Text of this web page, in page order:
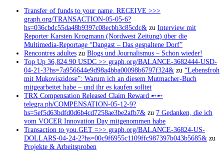
Transfer of funds to your name. RECEIVE >>>
graph.org/TRANSACTION-05-05-6?
hs=036cbdc55da48b9397c08ecbb3c85cdc& zu Interview mit
Reporter Karsten Krogmann (Nordwest Zeitung) über die
Multimedia-Reportage “Dangast – Das gespaltene Dorf”
Rencontres adultes zu Blogs und Journalismus – Schon wieder!
Top Up 36,824.90 USDC >> graph.org/BALANCE-3682444-USD-
04-21-3?hs=7a956644e9d98a4bba00098b6797f324& zu “Lebensfroh
mit Mukoviszidose”: Warum ich an diesem Mutmacher-Buch
mitgearbeitet habe – und ihr es kaufen solltet
TRX Compensation Released Claim Reward ➸➸
telegra.ph/COMPENSATION-05-12-9?
hs=5ef5d63bdfd0d6b4cd7258ae3be2afb7& zu 7 Gedanken, die ich
vom VOCER Innovation Day mitgenommen habe
Transaction to you.GET =>> graph.org/BALANCE-36824-US-
DOLLARS-04-24-2?hs=00c9f6955c1109ffc987397b043b5685& zu
Projekte & Arbeitsproben